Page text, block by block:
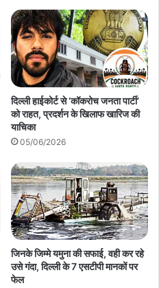
दिल्ली हाईकोर्ट से ‘कॉकरोच जनता पार्टी’
को राहत, प्रदर्शन के खिलाफ खारिज की
याचिका
05/06/2026
जिनके जिम्मे यमुना की सफाई, वही कर रहे
उसे गंदा, दिल्ली के 7 एसटीपी मानकों पर
फेल